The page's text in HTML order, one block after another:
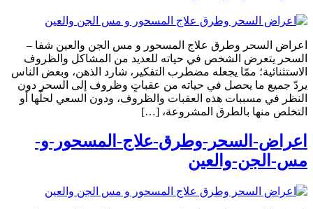
اعراض السحر وطرق علاج المسحور و مس الجن والعين شفا –
السحر يتعرض الشخص في حياته للعديد من المشاكل والظروف
الاستثنائية؛ ممّا يجعله مضطرب التفكير، شارد الذهن، وبعض الناس
يردّ جميع ما يحصل في حياته من عقباتٍ وظروف إلى السحر دون
النظر في مسببات هذه العقبات والظروف، ودون السعي لحلّها أو
التخلص منها بالطرق المشروعة، […]
اعراض-السحر-وطرق-علاج-المسحور-و-
مس-الجن-والعين